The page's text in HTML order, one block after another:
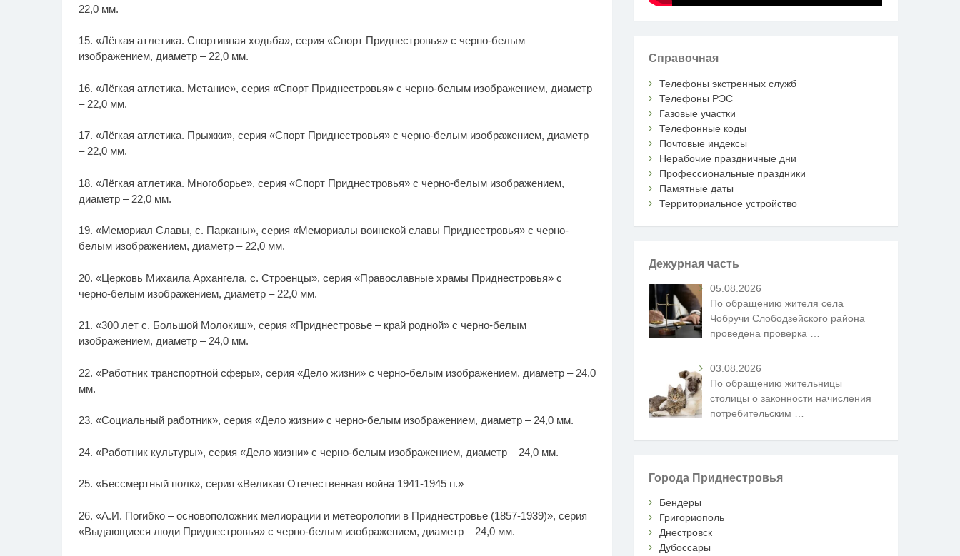
22,0 мм.
15. «Лёгкая атлетика. Спортивная ходьба», серия «Спорт Приднестровья» с черно-белым
изображением, диаметр – 22,0 мм.
16. «Лёгкая атлетика. Метание», серия «Спорт Приднестровья» с черно-белым изображением, диаметр
– 22,0 мм.
17. «Лёгкая атлетика. Прыжки», серия «Спорт Приднестровья» с черно-белым изображением, диаметр
– 22,0 мм.
18. «Лёгкая атлетика. Многоборье», серия «Спорт Приднестровья» с черно-белым изображением,
диаметр – 22,0 мм.
19. «Мемориал Славы, с. Парканы», серия «Мемориалы воинской славы Приднестровья» с черно-
белым изображением, диаметр – 22,0 мм.
20. «Церковь Михаила Архангела, с. Строенцы», серия «Православные храмы Приднестровья» с
черно-белым изображением, диаметр – 22,0 мм.
21. «300 лет с. Большой Молокиш», серия «Приднестровье – край родной» с черно-белым
изображением, диаметр – 24,0 мм.
22. «Работник транспортной сферы», серия «Дело жизни» с черно-белым изображением, диаметр – 24,0
мм.
23. «Социальный работник», серия «Дело жизни» с черно-белым изображением, диаметр – 24,0 мм.
24. «Работник культуры», серия «Дело жизни» с черно-белым изображением, диаметр – 24,0 мм.
25. «Бессмертный полк», серия «Великая Отечественная война 1941-1945 гг.»
26. «А.И. Погибко – основоположник мелиорации и метеорологии в Приднестровье (1857-1939)», серия
«Выдающиеся люди Приднестровья» с черно-белым изображением, диаметр – 24,0 мм.
Справочная
Телефоны экстренных служб
Телефоны РЭС
Газовые участки
Телефонные коды
Почтовые индексы
Нерабочие праздничные дни
Профессиональные праздники
Памятные даты
Территориальное устройство
Дежурная часть
05.08.2026
По обращению жителя села
Чобручи Слободзейского района
проведена проверка …
03.08.2026
По обращению жительницы
столицы о законности начисления
потребительским
Города Приднестровья
Бендеры
Григориополь
Днестровск
Дубоссары